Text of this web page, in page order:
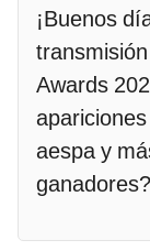
¡Buenos
Awards
aespa y
ganadores?